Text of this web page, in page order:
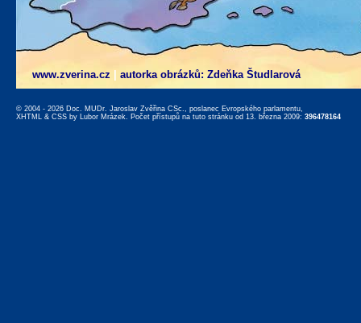
www.zverina.cz autorka obrázků: Zdeňka Študlarová
© 2004 - 2026 Doc. MUDr. Jaroslav Zvěřina CSc., poslanec Evropského parlamentu,
XHTML & CSS by Lubor Mrázek. Počet přístupů na tuto stránku od 13. března 2009: 396478164